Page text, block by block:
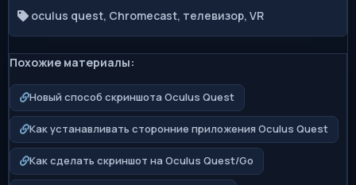
oculus quest, Chromecast, телевизор, VR
Похожие материалы:
Новый способ скриншота Oculus Quest
Как устанавливать сторонние приложения Oculus Quest
Как сделать скриншот на Oculus Quest/Go